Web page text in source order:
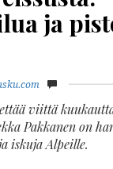
ja
viittä
Pakkanen on
iskuja Alpeille.